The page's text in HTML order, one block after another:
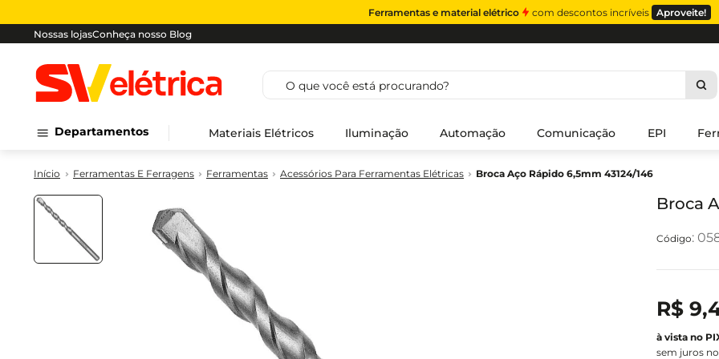
Ferramentas e material elétrico com descontos incríveis Aproveite!
Nossas lojasConheça nosso Blog
O que você está procurando?
Departamentos Materiais Elétricos Iluminação Automação Comunicação EPI
Ferramentas E Ferragens Ferramentas Acessórios Para Ferramentas Elétricas Broca Aço Rápido 6,5mm 43124/146
Broca
:
R$ 9,
sem juros